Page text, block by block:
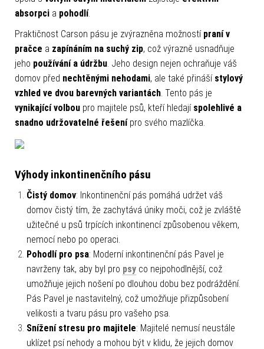
absorpci a pohodlí.
Praktičnost Carson pásu je zvýrazněna možností praní v
pračce a zapínáním na suchý zip, což výrazně usnadňuje
jeho používání a údržbu. Jeho design nejen ochraňuje váš
domov před nechtěnými nehodami, ale také přináší stylový
vzhled ve dvou barevných variantách. Tento pás je
vynikající volbou pro majitele psů, kteří hledají spolehlivé a
snadno udržovatelné řešenípro svého mazlíčka.
Výhody inkontinenčního pásu
Čistý domov: Inkontinenční pás pomáhá udržet váš
domov čistý tím, že zachytává úniky moči, což je zvláště
užitečné u psů trpících inkontinencí způsobenou věkem,
nemocí nebo po operaci.
Pohodlí pro psa: Moderní inkontinenční pás Pavel je
navrženy tak, aby byl pro psy co nejpohodlnější, což
umožňuje jejich nošení po dlouhou dobu bez podráždění.
Pás Pavel je nastavitelný, což umožňuje přizpůsobení
velikosti a tvaru pásu pro vašeho psa.
Snížení stresu pro majitele: Majitelé nemusí neustále
uklízet psí nehody a mohou být v klidu, že jejich domov